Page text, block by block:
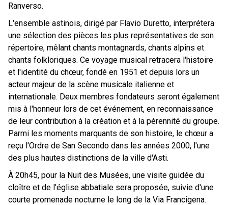
Ranverso.
L'ensemble astinois, dirigé par Flavio Duretto, interprétera
une sélection des pièces les plus représentatives de son
répertoire, mêlant chants montagnards, chants alpins et
chants folkloriques. Ce voyage musical retracera l'histoire
et l'identité du chœur, fondé en 1951 et depuis lors un
acteur majeur de la scène musicale italienne et
internationale. Deux membres fondateurs seront également
mis à l'honneur lors de cet événement, en reconnaissance
de leur contribution à la création et à la pérennité du groupe.
Parmi les moments marquants de son histoire, le chœur a
reçu l'Ordre de San Secondo dans les années 2000, l'une
des plus hautes distinctions de la ville d'Asti.
À 20h45, pour la Nuit des Musées, une visite guidée du
cloître et de l'église abbatiale sera proposée, suivie d'une
courte promenade nocturne le long de la Via Francigena.